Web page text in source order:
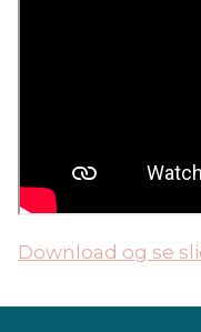
Download og se